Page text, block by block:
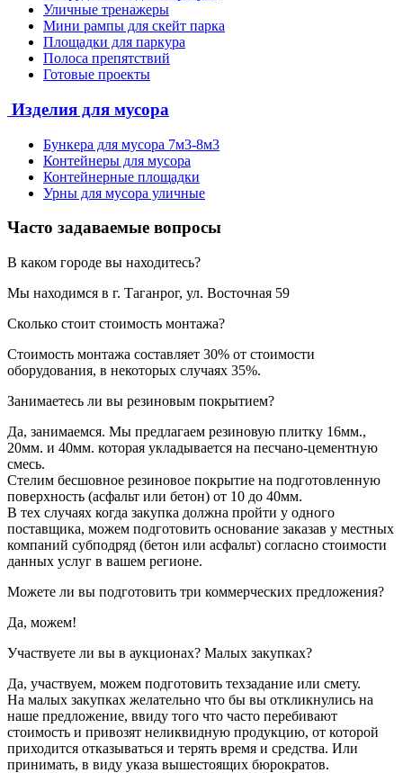
Уличные тренажеры
Мини рампы для скейт парка
Площадки для паркура
Полоса препятствий
Готовые проекты
Изделия для мусора
Бункера для мусора 7м3-8м3
Контейнеры для мусора
Контейнерные площадки
Урны для мусора уличные
Часто задаваемые вопросы
В каком городе вы находитесь?
Мы находимся в г. Таганрог, ул. Восточная 59
Сколько стоит стоимость монтажа?
Стоимость монтажа составляет 30% от стоимости
оборудования, в некоторых случаях 35%.
Занимаетесь ли вы резиновым покрытием?
Да, занимаемся. Мы предлагаем резиновую плитку 16мм.,
20мм. и 40мм. которая укладывается на песчано-цементную
смесь.
Стелим бесшовное резиновое покрытие на подготовленную
поверхность (асфальт или бетон) от 10 до 40мм.
В тех случаях когда закупка должна пройти у одного
поставщика, можем подготовить основание заказав у местных
компаний субподряд (бетон или асфальт) согласно стоимости
данных услуг в вашем регионе.
Можете ли вы подготовить три коммерческих предложения?
Да, можем!
Участвуете ли вы в аукционах? Малых закупках?
Да, участвуем, можем подготовить техзадание или смету.
На малых закупках желательно что бы вы откликнулись на
наше предложение, ввиду того что часто перебивают
стоимость и привозят неликвидную продукцию, от которой
приходится отказываться и терять время и средства. Или
принимать, в виду указа вышестоящих бюрократов.